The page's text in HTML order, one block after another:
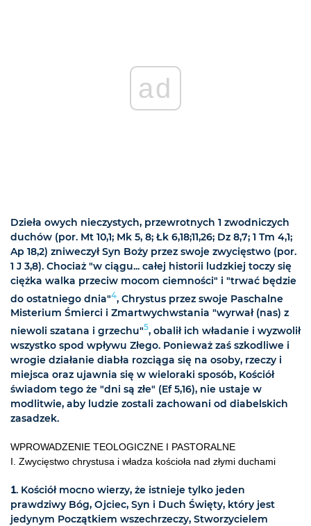
ad
Dzieła owych nieczystych, przewrotnych 1 zwodniczych
duchów (por. Mt 10,1; Mk 5, 8; Łk 6,18;11,26; Dz 8,7; 1 Tm 4,1;
Ap 18,2) zniweczył Syn Boży przez swoje zwycięstwo (por.
1 J 3,8). Chociaż "w ciągu... całej historii ludzkiej toczy się
ciężka walka przeciw mocom ciemności" i "trwać będzie
do ostatniego dnia"4, Chrystus przez swoje Paschalne
Misterium Śmierci i Zmartwychwstania "wyrwał (nas) z
niewoli szatana i grzechu"5, obalił ich władanie i wyzwolił
wszystko spod wpływu Złego. Ponieważ zaś szkodliwe i
wrogie działanie diabła rozciąga się na osoby, rzeczy i
miejsca oraz ujawnia się w wieloraki sposób, Kościół
świadom tego że "dni są złe" (Ef 5,16), nie ustaje w
modlitwie, aby ludzie zostali zachowani od diabelskich
zasadzek.
WPROWADZENIE TEOLOGICZNE I PASTORALNE
I. Zwycięstwo chrystusa i władza kościoła nad złymi duchami
1. Kościół mocno wierzy, że istnieje tylko jeden
prawdziwy Bóg, Ojciec, Syn i Duch Święty, który jest
jedynym Początkiem wszechrzeczy, Stworzycielem